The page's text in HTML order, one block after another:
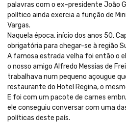
palavras com o ex-presidente João
político ainda exercia a função de
Vargas.
Naquela época, início dos anos 50,
obrigatória para chegar-se à região
A famosa estrada velha foi então o
o nosso amigo Alfredo Messias de
trabalhava num pequeno açougue
restaurante do Hotel Regina, o
E foi com um pacote de carnes
ele conseguiu conversar com uma
políticas deste país.